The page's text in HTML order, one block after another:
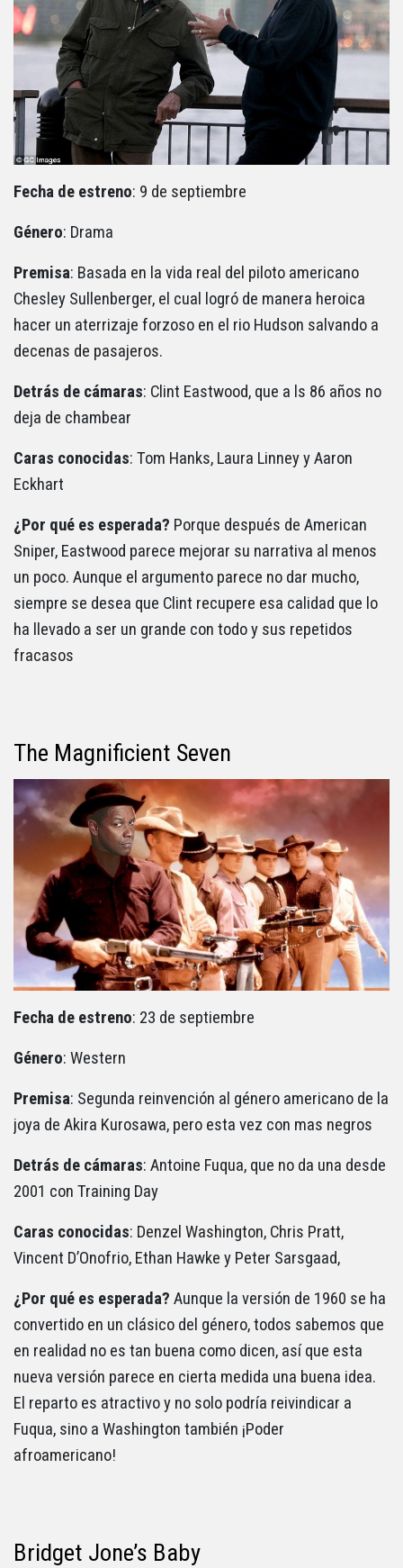
Fecha de estreno: 9 de septiembre
Género: Drama
Premisa: Basada en la vida real del piloto americano
Chesley Sullenberger, el cual logró de manera heroica
hacer un aterrizaje forzoso en el rio Hudson salvando a
decenas de pasajeros.
Detrás de cámaras: Clint Eastwood, que a ls 86 años no
deja de chambear
Caras conocidas: Tom Hanks, Laura Linney y Aaron
Eckhart
¿Por qué es esperada? Porque después de American
Sniper, Eastwood parece mejorar su narrativa al menos
un poco. Aunque el argumento parece no dar mucho,
siempre se desea que Clint recupere esa calidad que lo
ha llevado a ser un grande con todo y sus repetidos
fracasos
The Magnificient Seven
Fecha de estreno: 23 de septiembre
Género: Western
Premisa: Segunda reinvención al género americano de la
joya de Akira Kurosawa, pero esta vez con mas negros
Detrás de cámaras: Antoine Fuqua, que no da una desde
2001 con Training Day
Caras conocidas: Denzel Washington, Chris Pratt,
Vincent D’Onofrio, Ethan Hawke y Peter Sarsgaad,
¿Por qué es esperada? Aunque la versión de 1960 se ha
convertido en un clásico del género, todos sabemos que
en realidad no es tan buena como dicen, así que esta
nueva versión parece en cierta medida una buena idea.
El reparto es atractivo y no solo podría reivindicar a
Fuqua, sino a Washington también ¡Poder
afroamericano!
Bridget Jone’s Baby